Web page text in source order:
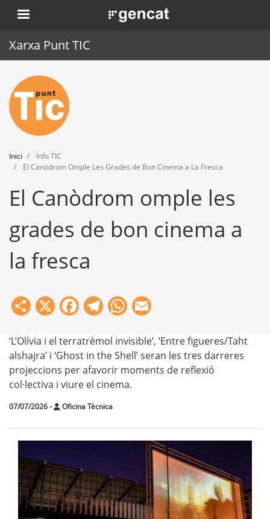
Vés
al
. Obre en una nova finestra.
Xarxa Punt TIC
Inici
Punt TIC
Actualitat
Agenda
Formació
Inici
Info TIC
El Canòdrom Omple Les Grades de Bon Cinema a La Fresca
El Canòdrom omple les
grades de bon cinema a
la fresca
Share
X Facebook
Telegram
WhatsApp
‘L’Olívia i el terratrèmol invisible’, ‘Entre figueres/Taht
alshajra’ i ‘Ghost in the Shell’ seran les tres darreres
projeccions per afavorir moments de reflexió
col·lectiva i viure el cinema.
07/07/2026- Oficina Tècnica